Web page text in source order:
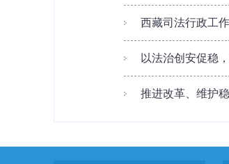
西藏司法行政工
以法治创安促稳
推进改革、维护